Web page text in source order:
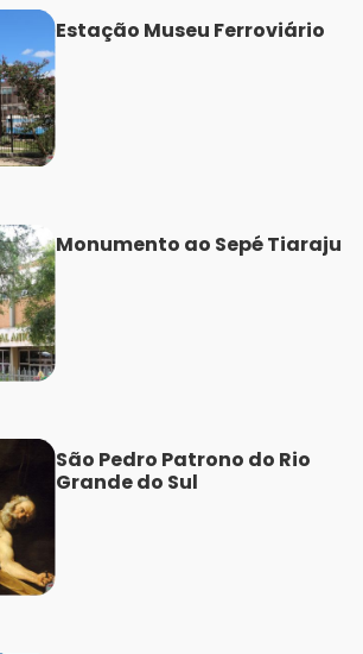
Estação Museu Ferroviário
Monumento ao Sepé Tiaraju
São Pedro Patrono do Rio
Grande do Sul